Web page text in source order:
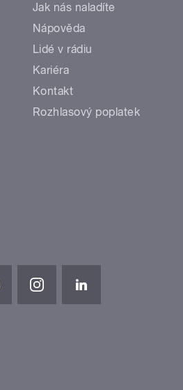
Jak nás naladíte
Nápověda
Lidé v rádiu
Kariéra
Kontakt
Rozhlasový poplatek